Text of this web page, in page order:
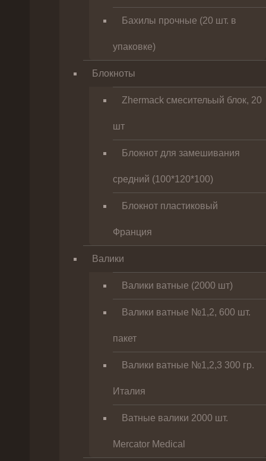
Бахилы прочные (20 шт. в
упаковке)
Блокноты
Zhermack смесительый блок, 20
шт
Блокнот для замешивания
средний (100*120*100)
Блокнот пластиковый
Франция
Валики
Валики ватные (2000 шт)
Валики ватные №1,2, 600 шт.
пакет
Валики ватные №1,2,3 300 гр.
Италия
Ватные валики 2000 шт.
Mercator Medical